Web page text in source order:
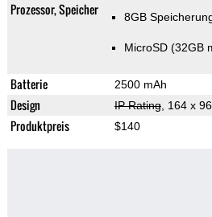
Prozessor, Speicher 8GB
MicroSD (32GB
Batterie 2500 mAh
Design IP Rating, 164 x
Produktpreis $140